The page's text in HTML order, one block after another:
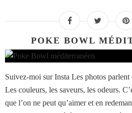
POKE BOWL
Suivez-moi sur Insta Les photos parlent
Les couleurs, les saveurs, les odeurs.
que l’on ne peut qu’aimer et en